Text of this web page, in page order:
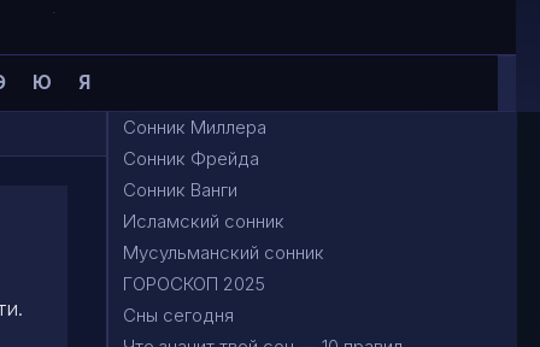
Ю Я
Сонник Миллера
Сонник Фрейда
Сонник Ванги
Исламский сонник
Мусульманский сонник
ГОРОСКОП 2025
Сны сегодня